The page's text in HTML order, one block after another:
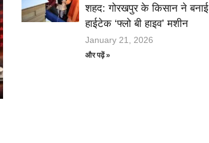
शहद: गोरखपुर के किसान ने बनाई
हाईटेक ‘फ्लो बी हाइव’ मशीन
January 21, 2026
और पढ़ें »